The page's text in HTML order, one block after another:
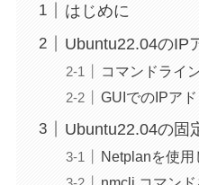
はじめに
Ubuntu22.04のIP
コマンドライ
GUIでのIPア
Ubuntu22.04の固
Netplanを使用